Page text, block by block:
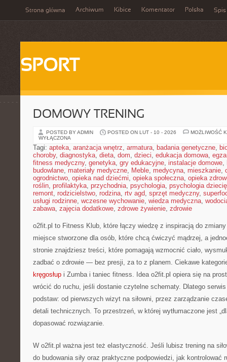
Strona główna Archiwum Kibice Komentator Polska Spis
SPORT
DOMOWY TRENING
POSTED BY ADMIN POSTED ON LUT - 10 - 2026
MOŻLIWOŚĆ
WYŁĄCZONA
Tagi: apteka, aranżacja wnętrz, armatura, badania genetyczne,
choroby, diagnostyka, dieta, dom, dzieci, edukacja domowa,
fitness medyczny, genetyka, gry edukacyjne, instalacje domowe,
budowlane, materiały medyczne, Meble, medycyna, mieszkanie,
ogrodnictwo, opieka nad dziećmi, opieka społeczna, opieka
roślin, profilaktyka, przychodnia, psychologia, psychologia
remont, rodzicielstwo, rodzina, rtv agd, sprzęt medyczny,
usługi rodzinne, wczesne wychowanie, wiedza medyczna,
zabawa, zajęcia dodatkowe, zdrowe żywienie, zdrowie
o2fit.pl to Fitness Klub, które łączy wiedzę z inspiracją do
miejsce stworzone dla osób, które chcą ćwiczyć mądrzej, a
stronie znajdziesz treści, które pomagają wzmocnić ciało,
zadbać o zdrowie — bez presji, za to z planem. Ciekawe
kręgosłup i Zumba i taniec fitness. Idea o2fit.pl opiera się na
wrócić do ruchu, jeśli dostanie czytelne schematy. Dlatego
podstaw: od pierwszych wizyt na siłowni, przez zarządzanie
detali technicznych. To przestrzeń, w której wytłumaczone jest
dopasować rozwiązanie.
W o2fit.pl ważna jest też elastyczność. Jeśli lubisz trening na
do budowania siły oraz praktyczne podpowiedzi, jak kontrolować